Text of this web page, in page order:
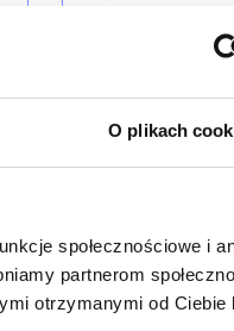
O plikach
społecznościowe i
partnerom
otrzymanymi od Ciebie
MICROSOFT 365
kod szkolenia: E-
learning